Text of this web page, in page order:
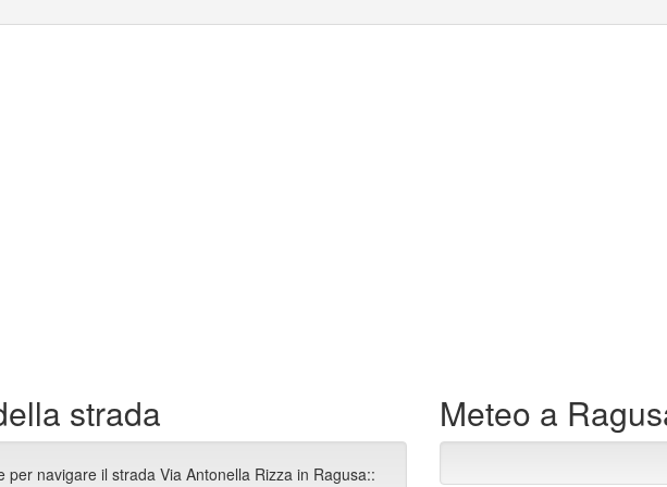
strada
per navigare il strada Via Antonella Rizza in Ragusa::
Meteo a